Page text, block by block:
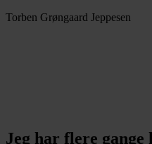
Torben Grøngaard Jeppesen
Jeg har flere